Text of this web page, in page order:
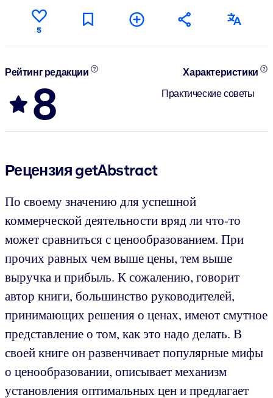
5
Рейтинг редакции
8
Характеристики
Практические советы
Рецензия getAbstract
По своему значению для успешной
коммерческой деятельности вряд ли что-то
может сравниться с ценообразованием. При
прочих равных чем выше цены, тем выше
выручка и прибыль. К сожалению, говорит
автор книги, большинство руководителей,
принимающих решения о ценах, имеют смутное
представление о том, как это надо делать. В
своей книге он развенчивает популярные мифы
о ценообразовании, описывает механизм
установления оптимальных цен и предлагает